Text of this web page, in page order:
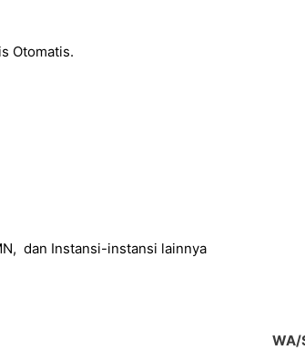
Otomatis.
dan Instansi-instansi lainnya
WA/